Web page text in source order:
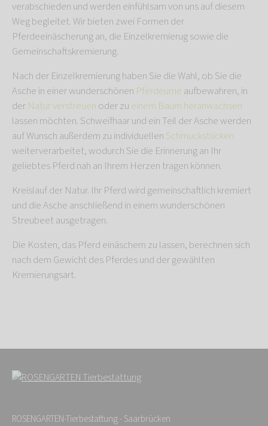
verabschieden und werden einfühlsam von uns auf diesem
Weg begleitet. Wir bieten zwei Formen der
Pferdeeinäscherung an, die Einzelkremierug sowie die
Gemeinschaftskremierung.
Nach der Einzelkremierung haben Sie die Wahl, ob Sie die
Asche in einer wunderschönen Pferdeurne aufbewahren, in
der Natur verstreuen oder zu einem Baum heranwachsen
lassen möchten. Schweifhaar und ein Teil der Asche werden
auf Wunsch außerdem zu individuellen Schmuckstücken
weiterverarbeitet, wodurch Sie die Erinnerung an Ihr
geliebtes Pferd nah an Ihrem Herzen tragen können.
Kreislauf der Natur. Ihr Pferd wird gemeinschaftlich kremiert
und die Asche anschließend in einem wunderschönen
Streubeet ausgetragen.
Die Kosten, das Pferd einäschern zu lassen, berechnen sich
nach dem Gewicht des Pferdes und der gewählten
Kremierungsart.
ROSENGARTEN-Tierbestattung - Saarbrücken